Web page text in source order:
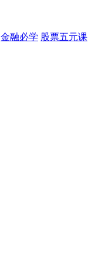
金融必学 股票五元课